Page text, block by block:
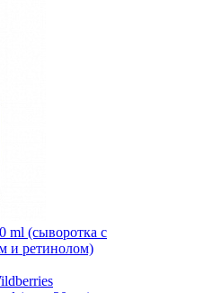
ml (сыворотка с
и ретинолом)